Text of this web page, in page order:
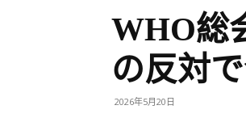
WHO総
の反対
2026年5月20日